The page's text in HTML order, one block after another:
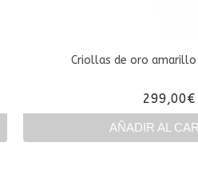
Criollas de oro
299,00€
AÑADIR AL